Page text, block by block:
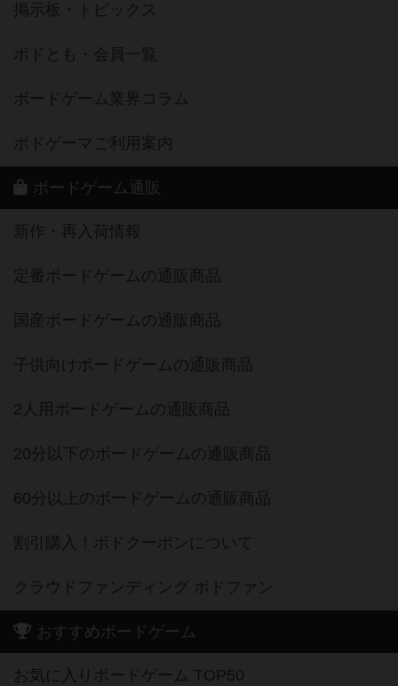
掲示板・トピックス
ボドとも・会員一覧
ボードゲーム業界コラム
ボドゲーマご利用案内
ボードゲーム通販
新作・再入荷情報
定番ボードゲームの通販商品
国産ボードゲームの通販商品
子供向けボードゲームの通販商品
2人用ボードゲームの通販商品
20分以下のボードゲームの通販商品
60分以上のボードゲームの通販商品
割引購入！ボドクーポンについて
クラウドファンディング ボドファン
おすすめボードゲーム
お気に入りボードゲーム TOP50